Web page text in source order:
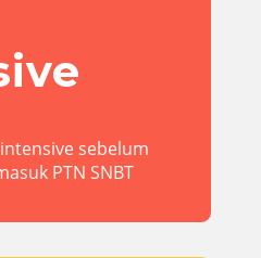
sebelum
PTN SNBT